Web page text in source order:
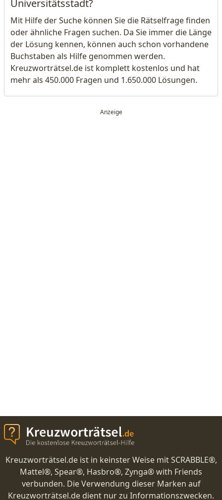
Universitätsstadt?
Mit Hilfe der Suche können Sie die Rätselfrage finden
oder ähnliche Fragen suchen. Da Sie immer die Länge
der Lösung kennen, können auch schon vorhandene
Buchstaben als Hilfe genommen werden.
Kreuzworträtsel.de ist komplett kostenlos und hat
mehr als 450.000 Fragen und 1.650.000 Lösungen.
Kreuzworträtsel.de ist in keinster Weise mit SCRABBLE®,
Mattel®, Spear®, Hasbro®, Zynga® with Friends
verbunden. Die Verwendung dieser Marken auf
Kreuzworträtsel.de dient nur zu Informationszwecken.